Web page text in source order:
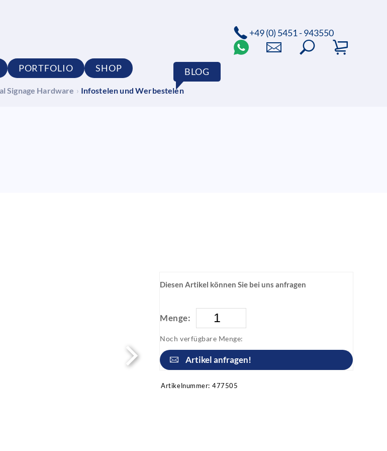
PORTFOLIO SHOP BLOG
Signage Hardware › Infostelen und Werbestelen
+49 (0) 5451 - 943550
Diesen Artikel können Sie bei uns anfragen
Menge:
Noch verfügbare Menge:
Artikel anfragen!
Artikelnummer: 477505